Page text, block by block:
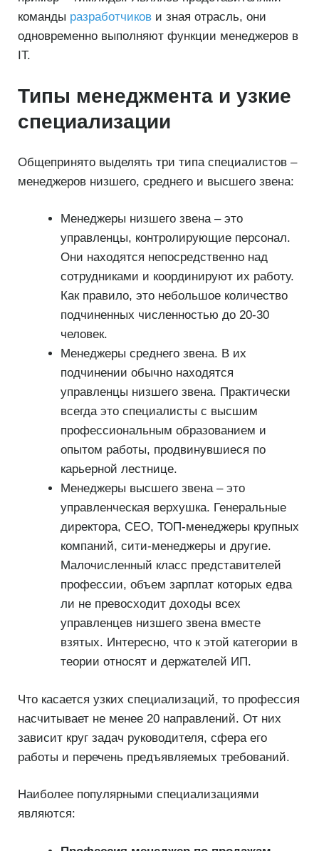
команды разработчиков и зная отрасль, они
одновременно выполняют функции менеджеров в
IT.
Типы менеджмента и узкие
специализации
Общепринято выделять три типа специалистов –
менеджеров низшего, среднего и высшего звена:
Менеджеры низшего звена – это
управленцы, контролирующие персонал.
Они находятся непосредственно над
сотрудниками и координируют их работу.
Как правило, это небольшое количество
подчиненных численностью до 20-30
человек.
Менеджеры среднего звена. В их
подчинении обычно находятся
управленцы низшего звена. Практически
всегда это специалисты с высшим
профессиональным образованием и
опытом работы, продвинувшиеся по
карьерной лестнице.
Менеджеры высшего звена – это
управленческая верхушка. Генеральные
директора, CEO, ТОП-менеджеры крупных
компаний, сити-менеджеры и другие.
Малочисленный класс представителей
профессии, объем зарплат которых едва
ли не превосходит доходы всех
управленцев низшего звена вместе
взятых. Интересно, что к этой категории в
теории относят и держателей ИП.
Что касается узких специализаций, то профессия
насчитывает не менее 20 направлений. От них
зависит круг задач руководителя, сфера его
работы и перечень предъявляемых требований.
Наиболее популярными специализациями
являются: